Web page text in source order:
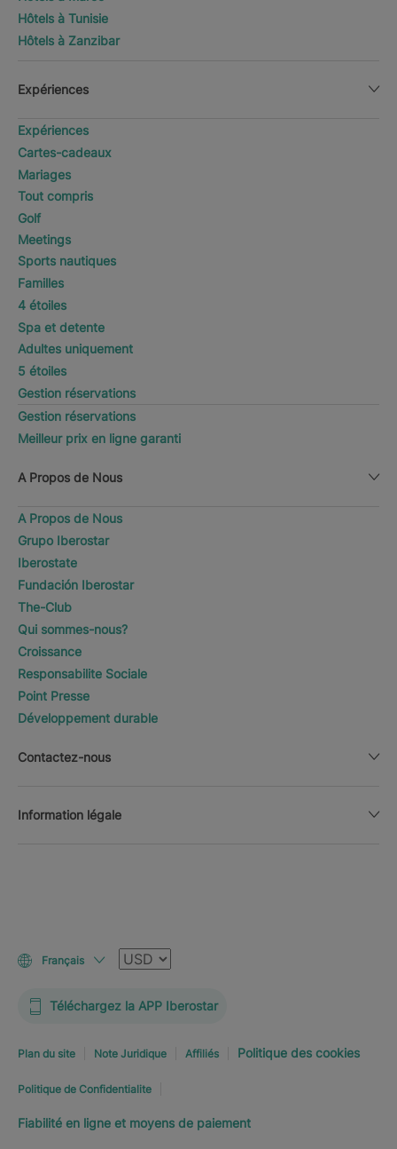
Hôtels à Tunisie
Hôtels à Zanzibar
Expériences
Expériences
Cartes-cadeaux
Mariages
Tout compris
Golf
Meetings
Sports nautiques
Familles
4 étoiles
Spa et detente
Adultes uniquement
5 étoiles
Gestion réservations
Gestion réservations
Meilleur prix en ligne garanti
A Propos de Nous
A Propos de Nous
Grupo Iberostar
Iberostate
Fundación Iberostar
The-Club
Qui sommes-nous?
Croissance
Responsabilite Sociale
Point Presse
Développement durable
Contactez-nous
Information légale
Français Devise
Téléchargez la APP Iberostar
Plan du site Note Juridique Affiliés Politique des cookies
Politique de Confidentialite
Fiabilité en ligne et moyens de paiement